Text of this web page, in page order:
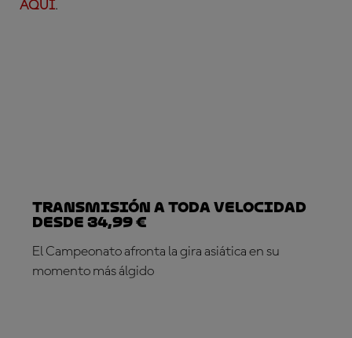
AQUÍ.
Transmisión a toda velocidad
desde 34,99 €
El Campeonato afronta la gira asiática en su
momento más álgido